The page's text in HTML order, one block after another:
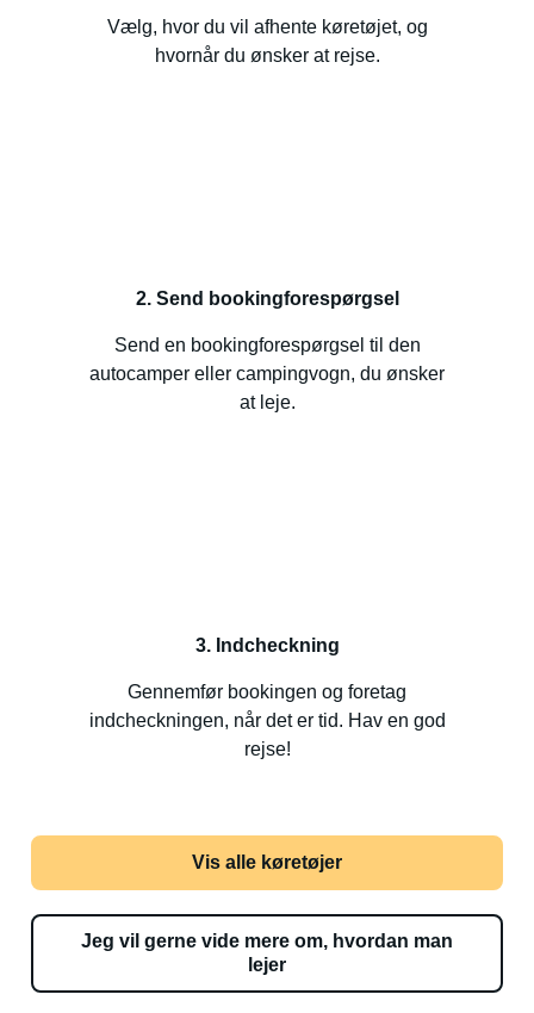
Vælg, hvor du vil afhente køretøjet, og
hvornår du ønsker at rejse.
2. Send bookingforespørgsel
Send en bookingforespørgsel til den
autocamper eller campingvogn, du ønsker
at leje.
3. Indcheckning
Gennemfør bookingen og foretag
indcheckningen, når det er tid. Hav en god
rejse!
Vis alle køretøjer
Jeg vil gerne vide mere om, hvordan man
lejer